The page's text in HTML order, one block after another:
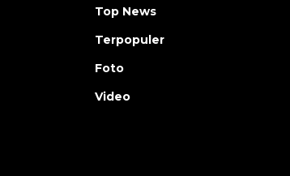
Top News
Terpopuler
Foto
Video